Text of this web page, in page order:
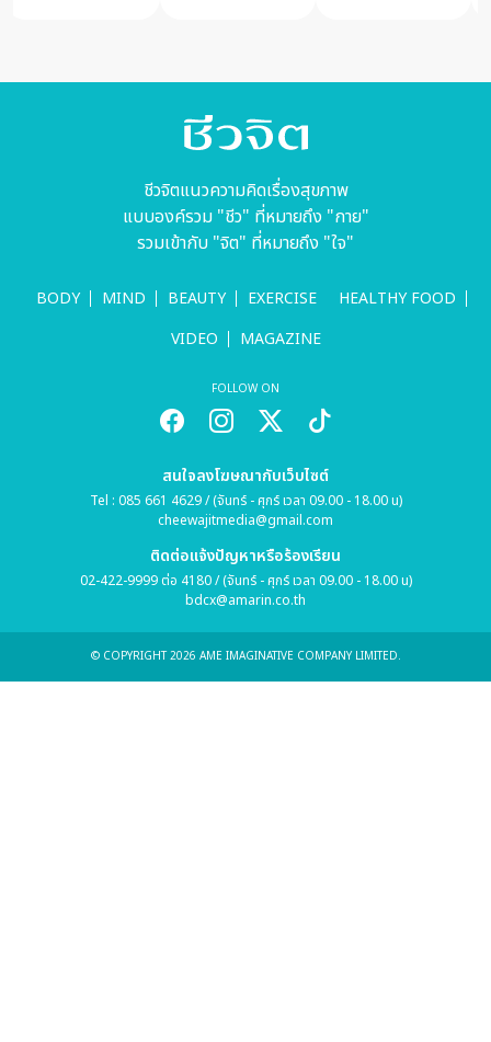
ชีวจิตแนวความคิดเรื่องสุขภาพ
แบบองค์รวม "ชีว" ที่หมายถึง "กาย"
รวมเข้ากับ "จิต" ที่หมายถึง "ใจ"
BODY MIND BEAUTY EXERCISE
HEALTHY FOOD
VIDEO
MAGAZINE
FOLLOW ON
สนใจลงโฆษณากับเว็บไซต์
Tel : 085 661 4629 / (จันทร์ - ศุกร์ เวลา 09.00 - 18.00 น)
cheewajitmedia@gmail.com
ติดต่อแจ้งปัญหาหรือร้องเรียน
02-422-9999 ต่อ 4180 / (จันทร์ - ศุกร์ เวลา 09.00 - 18.00 น)
bdcx@amarin.co.th
© COPYRIGHT 2026 AME IMAGINATIVE COMPANY LIMITED.